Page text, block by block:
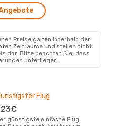
Preise galten innerhalb der
Zeiträume und stellen nicht
dar. Bitte beachten Sie, dass
unterliegen.
Flug
323€